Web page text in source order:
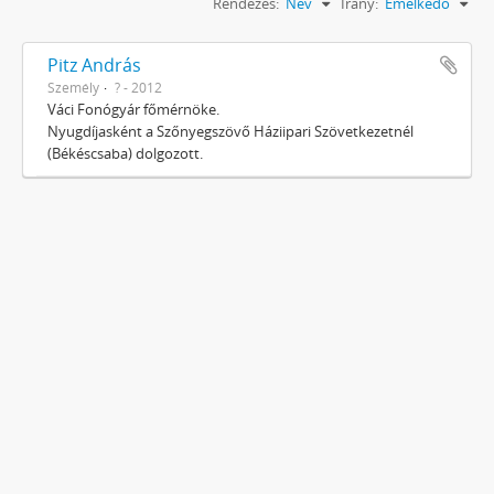
Pitz András
Személy ? - 2012
Váci Fonógyár főmérnöke.
Nyugdíjasként a Szőnyegszövő Háziipari Szövetkezetnél
(Békéscsaba) dolgozott.